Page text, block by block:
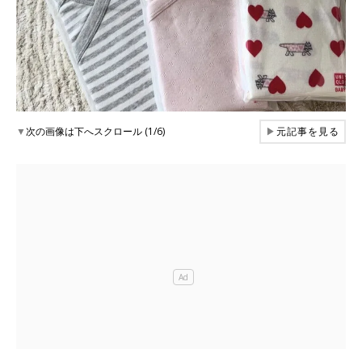
▼次の画像は下へスクロール (1/6) ▶元記事を見る